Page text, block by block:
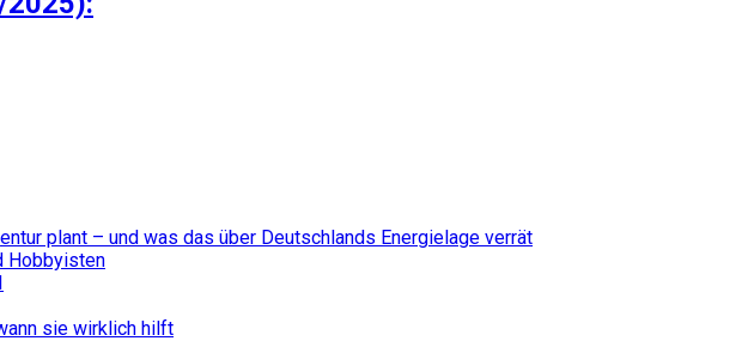
plant – und was das über Deutschlands Energielage verrät
Hobbyisten
sie wirklich hilft